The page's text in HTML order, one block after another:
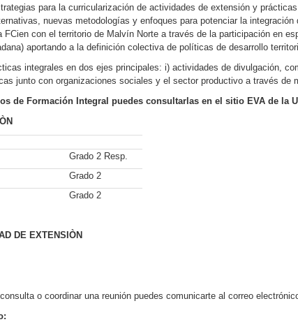
para la curricularización de actividades de extensión y
nuevas metodologías y enfoques para potenciar la integración
FCien con el territorio de Malvín Norte a través de la participación en
aportando a la definición colectiva de políticas de desarrollo
integrales en dos ejes principales: i) actividades de divulgación,
junto con organizaciones sociales y el sector productivo a través de
de Formación Integral puedes consultarlas en el sitio EVA de la
Grado 2 Resp.
Grado 2
Grado 2
DE EXTENSIÒN
o coordinar una reunión puedes comunicarte al correo